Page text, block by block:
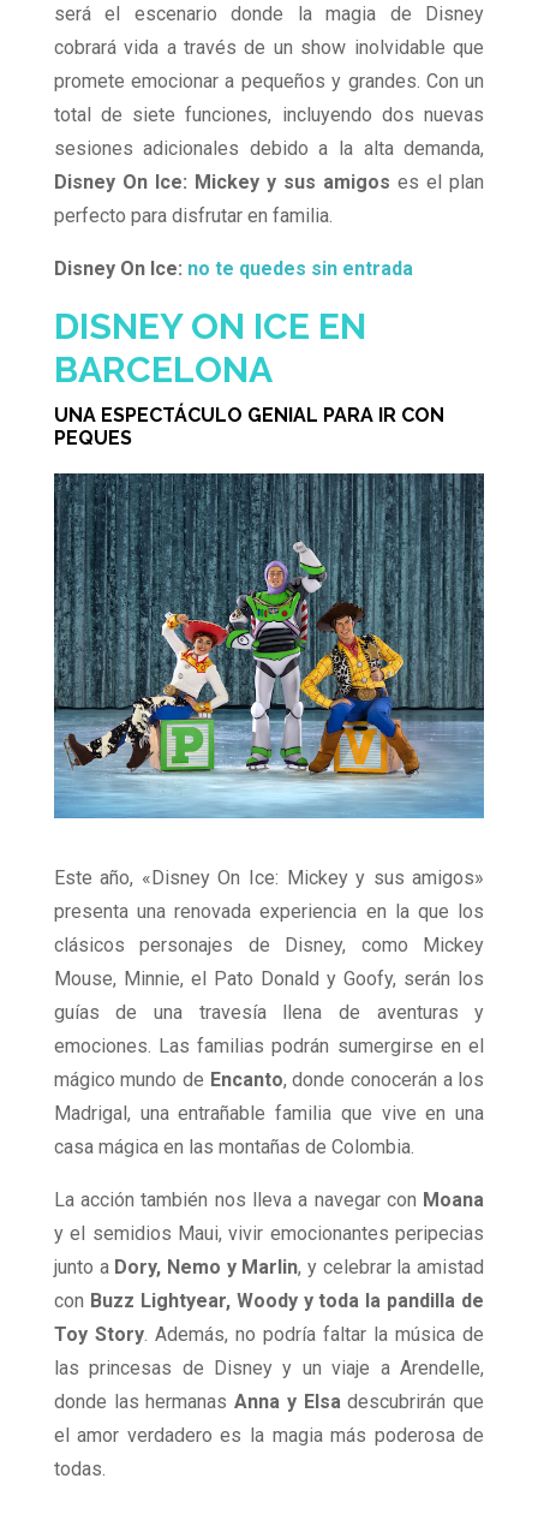
será el escenario donde la magia de Disney
cobrará vida a través de un show inolvidable que
promete emocionar a pequeños y grandes. Con un
total de siete funciones, incluyendo dos nuevas
sesiones adicionales debido a la alta demanda,
Disney On Ice: Mickey y sus amigos es el plan
perfecto para disfrutar en familia.
Disney On Ice: no te quedes sin entrada
DISNEY ON ICE EN
BARCELONA
UNA ESPECTÁCULO GENIAL PARA IR CON
PEQUES
Este año, «Disney On Ice: Mickey y sus amigos»
presenta una renovada experiencia en la que los
clásicos personajes de Disney, como Mickey
Mouse, Minnie, el Pato Donald y Goofy, serán los
guías de una travesía llena de aventuras y
emociones. Las familias podrán sumergirse en el
mágico mundo de Encanto, donde conocerán a los
Madrigal, una entrañable familia que vive en una
casa mágica en las montañas de Colombia.
La acción también nos lleva a navegar con Moana
y el semidios Maui, vivir emocionantes peripecias
junto a Dory, Nemo y Marlin, y celebrar la amistad
con Buzz Lightyear, Woody y toda la pandilla de
Toy Story. Además, no podría faltar la música de
las princesas de Disney y un viaje a Arendelle,
donde las hermanasAnna y Elsa descubrirán que
el amor verdadero es la magia más poderosa de
todas.